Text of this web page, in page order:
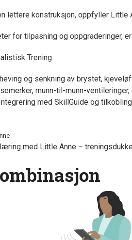
lettere konstruksjon, oppfyller Little
for tilpasning og oppgraderinger,
Trening
og senkning av brystet,
munn-til-munn-
Integrering med SkillGuide og
med Little Anne –